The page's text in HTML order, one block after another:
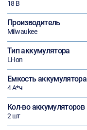
18 В
Производитель
Milwaukee
Тип аккумулятора
Li-Ion
Емкость аккумулятора
4 А*ч
Кол-во аккумуляторов
2 шт